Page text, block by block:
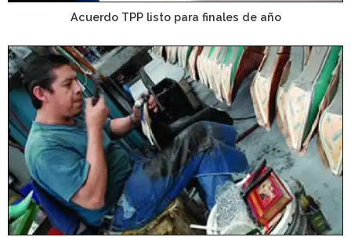
Acuerdo TPP listo para finales de año